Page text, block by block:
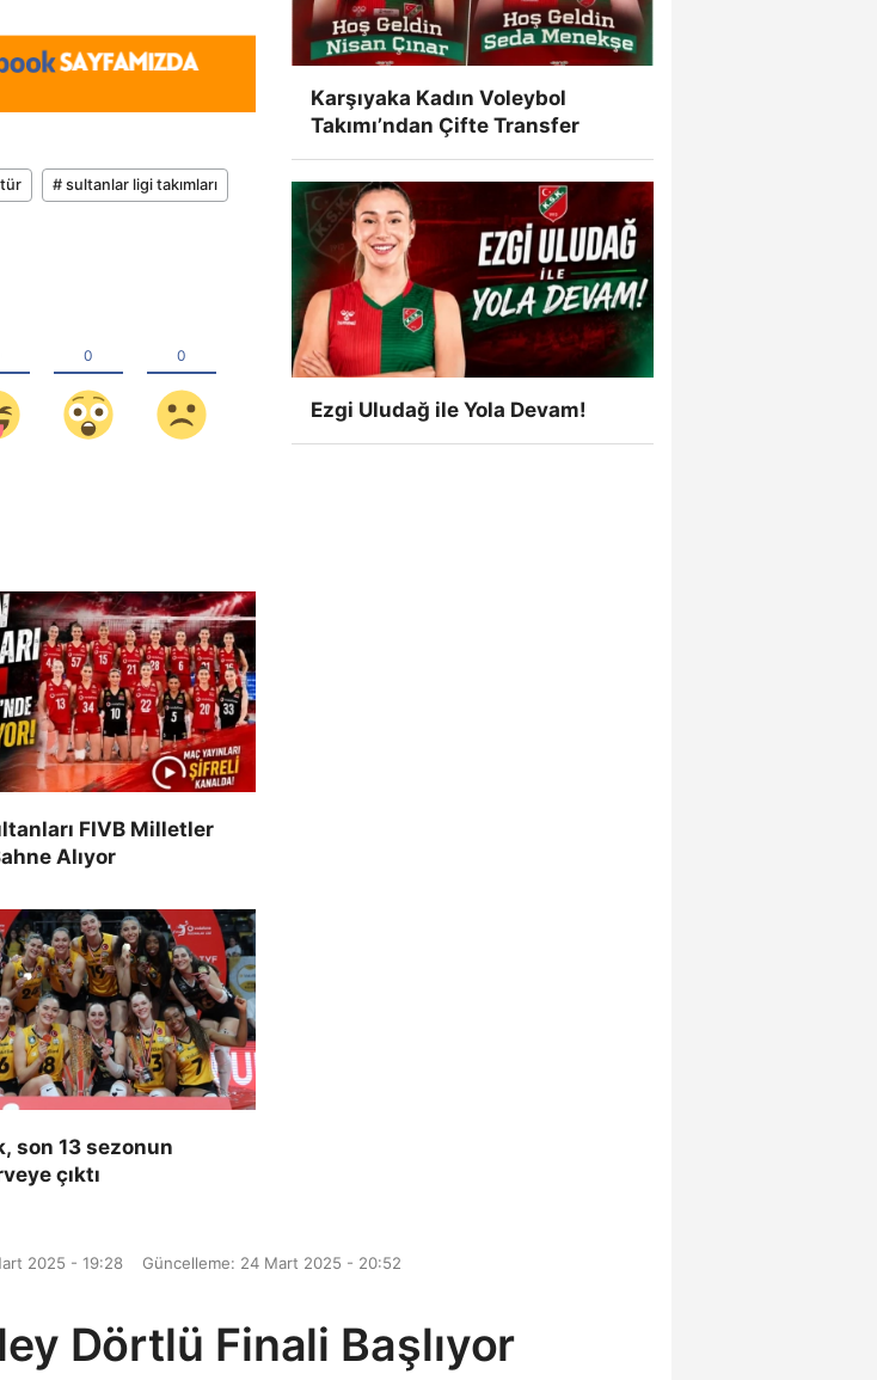
# sultanlar ligi takımları
FIVB Milletler
Alıyor
son 13 sezonun
çıktı
Karşıyaka Kadın Voleybol
Takımı’ndan Çifte Transfer
Ezgi Uludağ ile Yola Devam!
2025 - 19:28 Güncelleme: 24 Mart 2025 - 20:52
Dörtlü Finali Başlıyor